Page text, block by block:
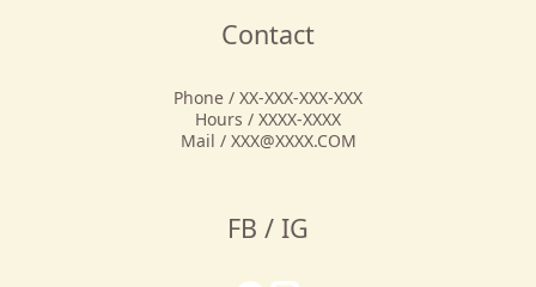
Contact
Phone / XX-XXX-XXX-XXX
Hours / XXXX-XXXX
Mail / XXX@XXXX.COM
FB / IG